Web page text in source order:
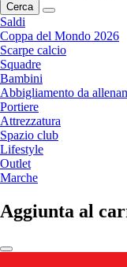
Cerca
Saldi
Coppa del Mondo 2026
Scarpe calcio
Squadre
Bambini
Abbigliamento da
Portiere
Attrezzatura
Spazio club
Lifestyle
Outlet
Marche
Aggiunta al